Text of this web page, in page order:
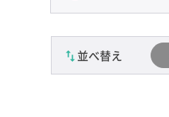
並べ替え